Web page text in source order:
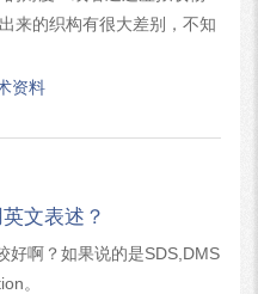
来的织构有很大差别，不知
资料
文表述？
好啊？如果说的是SDS,DMS
。